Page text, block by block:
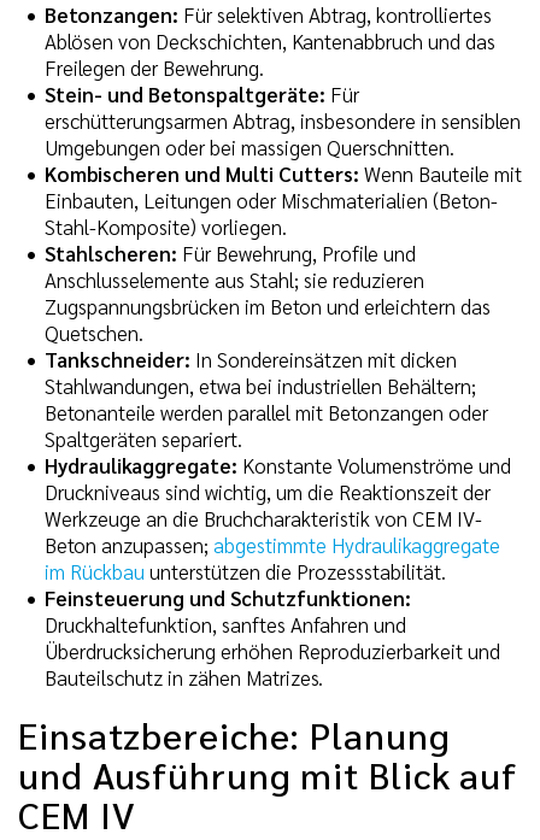
Betonzangen: Für selektiven Abtrag, kontrolliertes
Ablösen von Deckschichten, Kantenabbruch und das
Freilegen der Bewehrung.
Stein- und Betonspaltgeräte: Für
erschütterungsarmen Abtrag, insbesondere in sensiblen
Umgebungen oder bei massigen Querschnitten.
Kombischeren und Multi Cutters: Wenn Bauteile mit
Einbauten, Leitungen oder Mischmaterialien (Beton-
Stahl-Komposite) vorliegen.
Stahlscheren: Für Bewehrung, Profile und
Anschlusselemente aus Stahl; sie reduzieren
Zugspannungsbrücken im Beton und erleichtern das
Quetschen.
Tankschneider: In Sondereinsätzen mit dicken
Stahlwandungen, etwa bei industriellen Behältern;
Betonanteile werden parallel mit Betonzangen oder
Spaltgeräten separiert.
Hydraulikaggregate: Konstante Volumenströme und
Druckniveaus sind wichtig, um die Reaktionszeit der
Werkzeuge an die Bruchcharakteristik von CEM IV-
Beton anzupassen; abgestimmte Hydraulikaggregate
im Rückbau unterstützen die Prozessstabilität.
Feinsteuerung und Schutzfunktionen:
Druckhaltefunktion, sanftes Anfahren und
Überdrucksicherung erhöhen Reproduzierbarkeit und
Bauteilschutz in zähen Matrizes.
Einsatzbereiche: Planung
und Ausführung mit Blick auf
CEM IV